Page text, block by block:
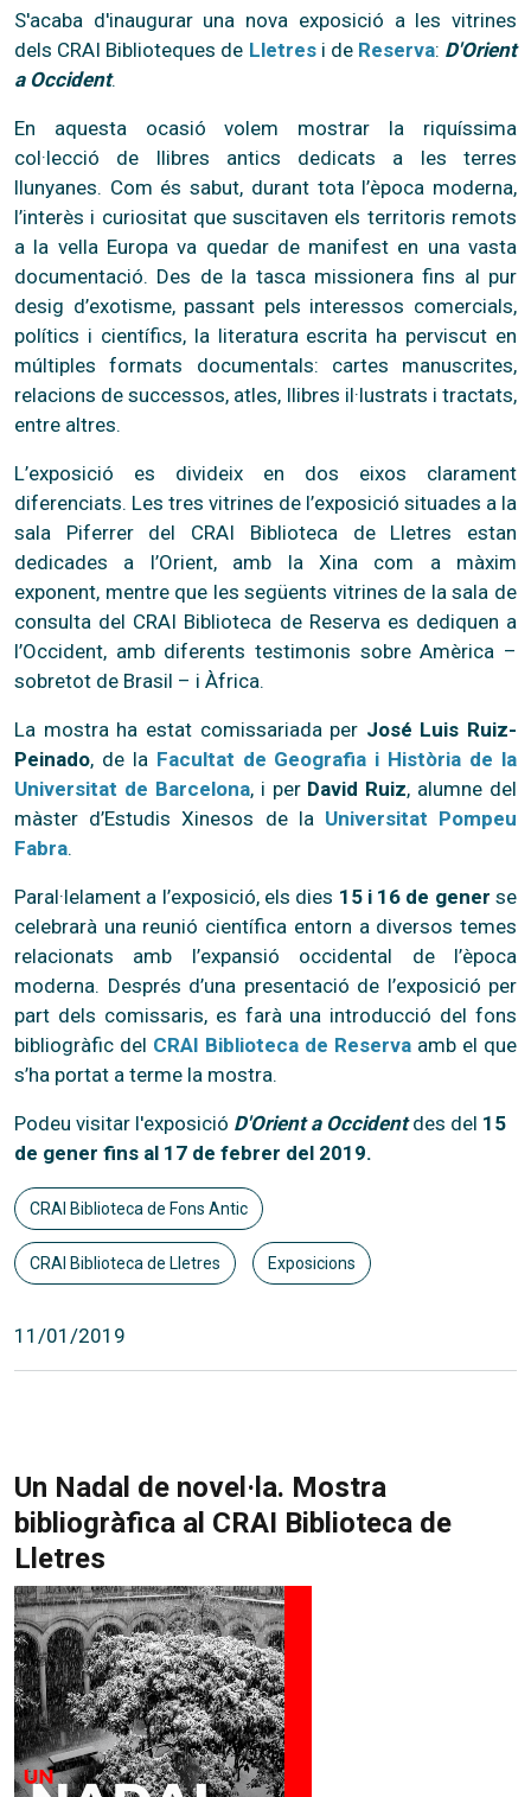
S'acaba d'inaugurar una nova exposició a les vitrines
dels CRAI Biblioteques de Lletresi de Reserva: D'Orient
a Occident.
En aquesta ocasió volem mostrar la riquíssima
col·lecció de llibres antics dedicats a les terres
llunyanes. Com és sabut, durant tota l’època moderna,
l’interès i curiositat que suscitaven els territoris remots
a la vella Europa va quedar de manifest en una vasta
documentació. Des de la tasca missionera fins al pur
desig d’exotisme, passant pels interessos comercials,
polítics i científics, la literatura escrita ha perviscut en
múltiples formats documentals: cartes manuscrites,
relacions de successos, atles, llibres il·lustrats i tractats,
entre altres.
L’exposició es divideix en dos eixos clarament
diferenciats. Les tres vitrines de l’exposició situades a la
sala Piferrer del CRAI Biblioteca de Lletres estan
dedicades a l’Orient, amb la Xina com a màxim
exponent, mentre que les següents vitrines de la sala de
consulta del CRAI Biblioteca de Reserva es dediquen a
l’Occident, amb diferents testimonis sobre Amèrica –
sobretot de Brasil – i Àfrica.
La mostra ha estat comissariada per José Luis Ruiz-
Peinado, de la Facultat de Geografia i Història de la
Universitat de Barcelona, i per David Ruiz, alumne del
màster d’Estudis Xinesos de la Universitat Pompeu
Fabra.
Paral·lelament a l’exposició, els dies 15 i 16 de gener se
celebrarà una reunió científica entorn a diversos temes
relacionats amb l’expansió occidental de l’època
moderna. Després d’una presentació de l’exposició per
part dels comissaris, es farà una introducció del fons
bibliogràfic del CRAI Biblioteca de Reserva amb el que
s’ha portat a terme la mostra.
Podeu visitar l'exposició D'Orient a Occidentdes del 15
de gener fins al 17 de febrer del 2019.
CRAI Biblioteca de Fons Antic
CRAI Biblioteca de Lletres Exposicions
11/01/2019
Un Nadal de novel·la. Mostra
bibliogràfica al CRAI Biblioteca de
Lletres